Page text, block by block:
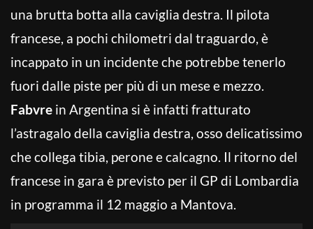
una brutta botta alla caviglia destra. Il pilota
francese, a pochi chilometri dal traguardo, è
incappato in un incidente che potrebbe tenerlo
fuori dalle piste per più di un mese e mezzo.
Fabvre in Argentina si è infatti fratturato
l’astragalo della caviglia destra, osso delicatissimo
che collega tibia, perone e calcagno. Il ritorno del
francese in gara è previsto per il GP di Lombardia
in programma il 12 maggio a Mantova.